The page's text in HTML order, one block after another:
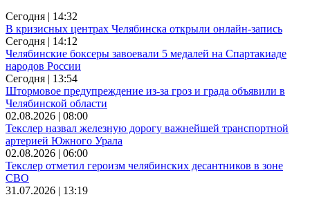
Сегодня | 14:32
В кризисных центрах Челябинска открыли онлайн-запись
Сегодня | 14:12
Челябинские боксеры завоевали 5 медалей на Спартакиаде
народов России
Сегодня | 13:54
Штормовое предупреждение из-за гроз и града объявили в
Челябинской области
02.08.2026 | 08:00
Текслер назвал железную дорогу важнейшей транспортной
артерией Южного Урала
02.08.2026 | 06:00
Текслер отметил героизм челябинских десантников в зоне
СВО
31.07.2026 | 13:19